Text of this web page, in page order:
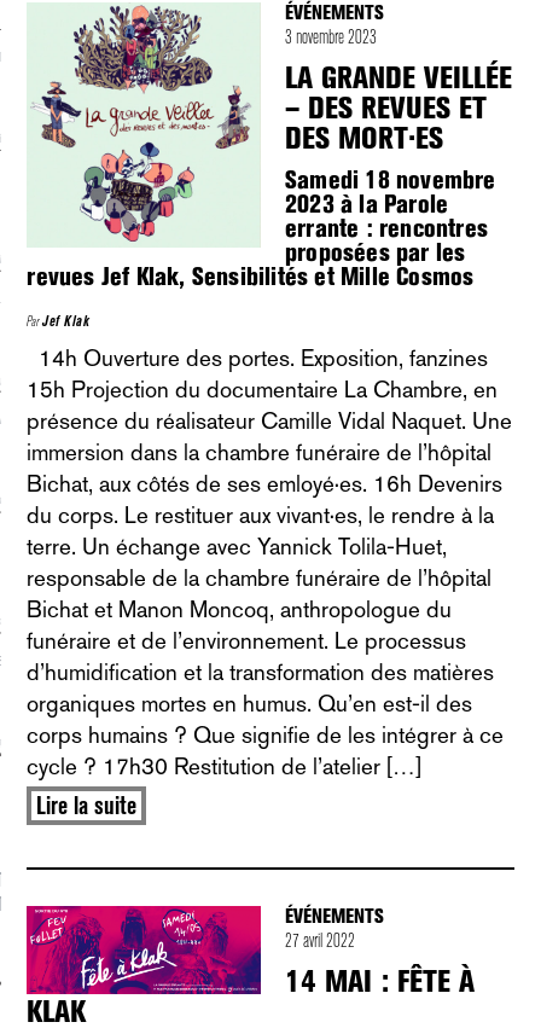
et politique
et prisons
LGBTQI
AU SOLEIL
luttes sociales
VAGUES
politique et critique de la technologie
À LA NEWSLETTER :
ÉVÉNEMENTS
3 novembre 2023
LA GRANDE VEILLÉE
– DES REVUES ET
DES MORT·ES
Samedi 18 novembre
2023 à la Parole
errante : rencontres
proposées par les
revues Jef Klak, Sensibilités et Mille Cosmos
ParJef Klak
14h Ouverture des portes. Exposition, fanzines
15h Projection du documentaire La Chambre, en
présence du réalisateur Camille Vidal Naquet. Une
immersion dans la chambre funéraire de l’hôpital
Bichat, aux côtés de ses emloyé·es. 16h Devenirs
du corps. Le restituer aux vivant·es, le rendre à la
terre. Un échange avec Yannick Tolila-Huet,
responsable de la chambre funéraire de l’hôpital
Bichat et Manon Moncoq, anthropologue du
funéraire et de l’environnement. Le processus
d’humidification et la transformation des matières
organiques mortes en humus. Qu’en est-il des
corps humains ? Que signifie de les intégrer à ce
cycle ? 17h30 Restitution de l’atelier […]
Lire la suite
ÉVÉNEMENTS
27 avril 2022
14 MAI : FÊTE À
KLAK